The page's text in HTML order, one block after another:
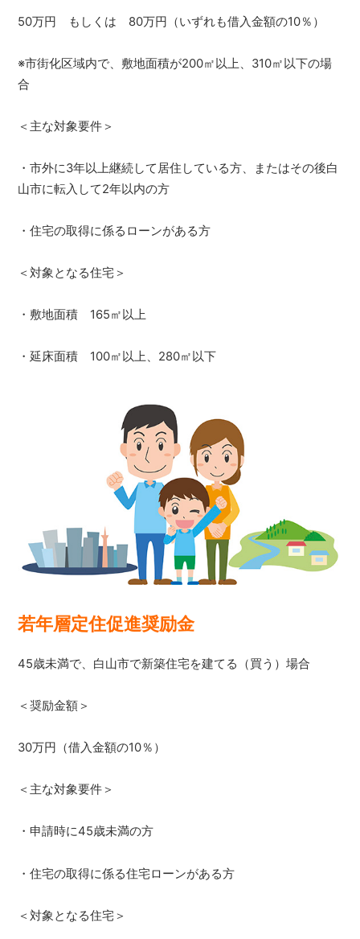
発
50万円 もしくは 80万円（いずれも借入金額の10％）
※市街化区域内で、敷地面積が200㎡以上、310㎡以下の場
合
＜主な対象要件＞
・市外に3年以上継続して居住している方、またはその後白
山市に転入して2年以内の方
・住宅の取得に係るローンがある方
＜対象となる住宅＞
・敷地面積 165㎡以上
・延床面積 100㎡以上、280㎡以下
若年層定住促進奨励金
45歳未満で、白山市で新築住宅を建てる（買う）場合
＜奨励金額＞
30万円（借入金額の10％）
＜主な対象要件＞
・申請時に45歳未満の方
・住宅の取得に係る住宅ローンがある方
＜対象となる住宅＞